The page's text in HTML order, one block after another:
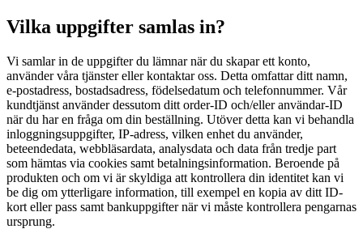
Vilka uppgifter samlas in?
Vi samlar in de uppgifter du lämnar när du skapar ett konto,
använder våra tjänster eller kontaktar oss. Detta omfattar ditt namn,
e-postadress, bostadsadress, födelsedatum och telefonnummer. Vår
kundtjänst använder dessutom ditt order-ID och/eller användar-ID
när du har en fråga om din beställning. Utöver detta kan vi behandla
inloggningsuppgifter, IP-adress, vilken enhet du använder,
beteendedata, webbläsardata, analysdata och data från tredje part
som hämtas via cookies samt betalningsinformation. Beroende på
produkten och om vi är skyldiga att kontrollera din identitet kan vi
be dig om ytterligare information, till exempel en kopia av ditt ID-
kort eller pass samt bankuppgifter när vi måste kontrollera pengarnas
ursprung.